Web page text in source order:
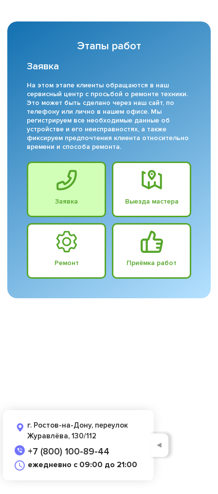
Этапы работ
Заявка
На этом этапе клиенты обращаются в наш
сервисный центр с просьбой о ремонте техники.
Это может быть сделано через наш сайт, по
телефону или лично в нашем офисе. Мы
регистрируем все необходимые данные об
устройстве и его неисправностях, а также
фиксируем предпочтения клиента относительно
времени и способа ремонта.
Заявка Выезда мастера
Ремонт Приёмка работ
г. Ростов-на-Дону, переулок
Журавлёва, 130/112
+7 (800) 100-89-44
ежедневно с 09:00 до 21:00
◄